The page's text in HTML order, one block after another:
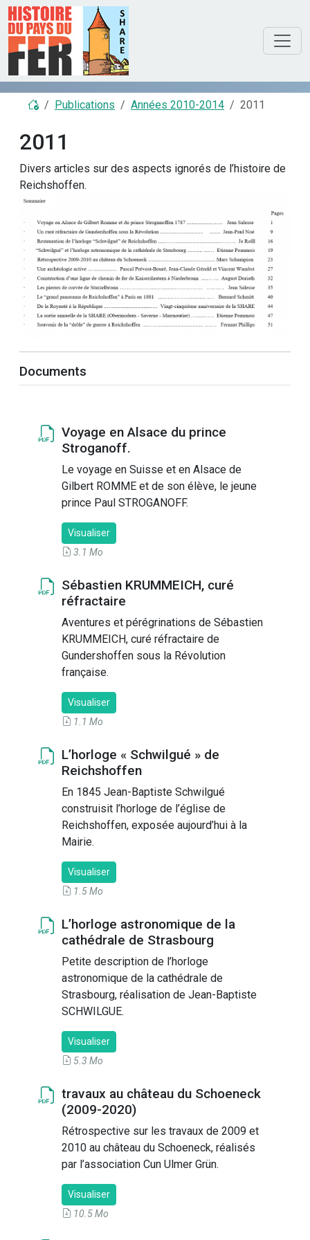
Publications Années 2010-2014 2011
2011
Divers articles sur des aspects ignorés de l’histoire de
Reichshoffen.
Documents
Voyage en Alsace du prince
Stroganoff.
Le voyage en Suisse et en Alsace de
Gilbert ROMME et de son élève, le jeune
prince Paul STROGANOFF.
Visualiser
3.1 Mo
Sébastien KRUMMEICH, curé
réfractaire
Aventures et pérégrinations de Sébastien
KRUMMEICH, curé réfractaire de
Gundershoffen sous la Révolution
française.
Visualiser
1.1 Mo
L’horloge « Schwilgué » de
Reichshoffen
En 1845 Jean-Baptiste Schwilgué
construisit l’horloge de l’église de
Reichshoffen, exposée aujourd’hui à la
Mairie.
Visualiser
1.5 Mo
L’horloge astronomique de la
cathédrale de Strasbourg
Petite description de l’horloge
astronomique de la cathédrale de
Strasbourg, réalisation de Jean-Baptiste
SCHWILGUE.
Visualiser
5.3 Mo
travaux au château du Schoeneck
(2009-2020)
Rétrospective sur les travaux de 2009 et
2010 au château du Schoeneck, réalisés
par l’association Cun Ulmer Grün.
Visualiser
10.5 Mo